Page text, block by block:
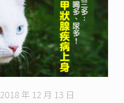
2018 年 12 月 13 日